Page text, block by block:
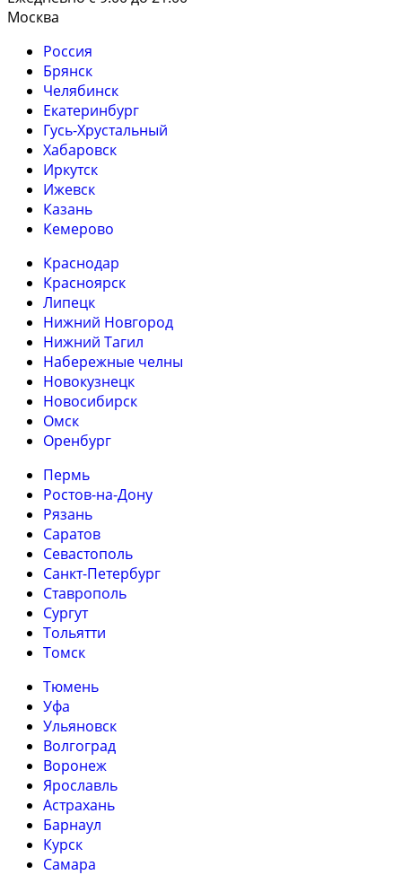
Москва
Россия
Брянск
Челябинск
Екатеринбург
Гусь-Хрустальный
Хабаровск
Иркутск
Ижевск
Казань
Кемерово
Краснодар
Красноярск
Липецк
Нижний Новгород
Нижний Тагил
Набережные челны
Новокузнецк
Новосибирск
Омск
Оренбург
Пермь
Ростов-на-Дону
Рязань
Саратов
Севастополь
Санкт-Петербург
Ставрополь
Сургут
Тольятти
Томск
Тюмень
Уфа
Ульяновск
Волгоград
Воронеж
Ярославль
Астрахань
Барнаул
Курск
Самара